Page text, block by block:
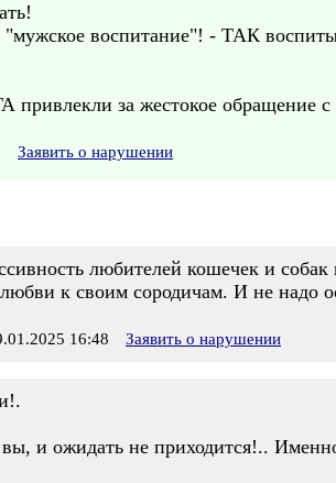
воспитание"! - ТАК
за жестокое обращение с
Заявить о нарушении
любителей кошечек и
к своим сородичам. И не надо
16:48 Заявить о нарушении
вы, и ожидать не приходится!..